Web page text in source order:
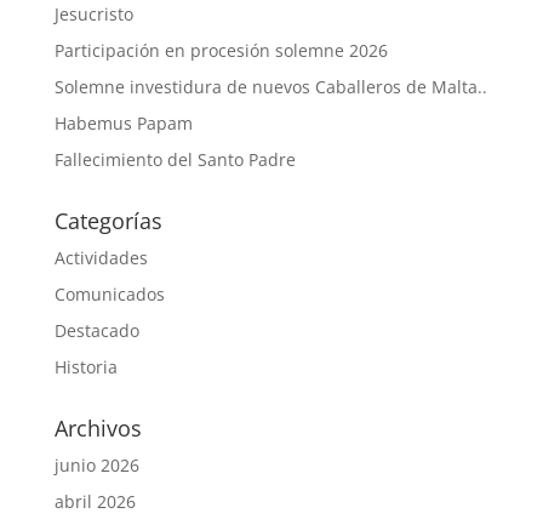
Jesucristo
Participación en procesión solemne 2026
Solemne investidura de nuevos Caballeros de Malta..
Habemus Papam
Fallecimiento del Santo Padre
Categorías
Actividades
Comunicados
Destacado
Historia
Archivos
junio 2026
abril 2026